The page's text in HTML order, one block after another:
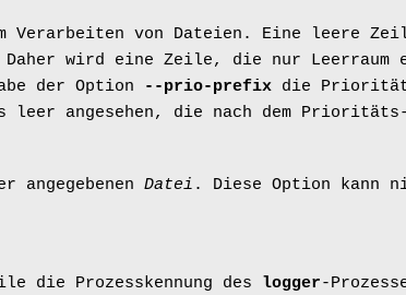
Verarbeiten von Dateien. Eine leere
wird eine Zeile, die nur Leerraum
der Option
--prio-prefix die
leer angesehen, die nach dem
Datei . Diese Option kann
die Prozesskennung des logger-